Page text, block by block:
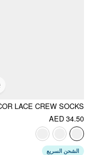
AED 34.50
الشحن السريع